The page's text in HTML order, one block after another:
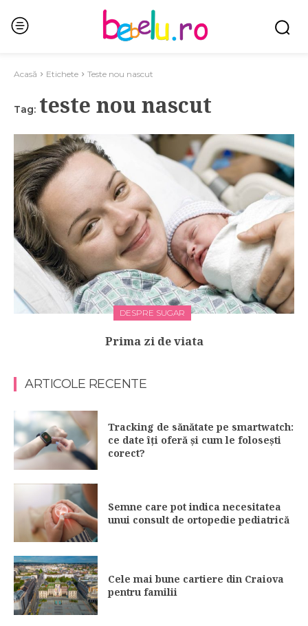
Acasă Etichete Teste nou nascut
Tag: teste nou nascut
DESPRE SUGAR
Prima zi de viata
ARTICOLE RECENTE
Tracking de sănătate pe smartwatch:
ce date îți oferă și cum le folosești
corect?
Semne care pot indica necesitatea
unui consult de ortopedie pediatrică
Cele mai bune cartiere din Craiova
pentru familii